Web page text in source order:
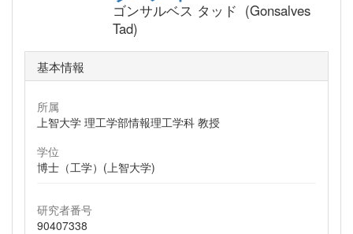
ゴンサルベス タッド (Gonsalves
Tad)
基本情報
所属
上智大学 理工学部情報理工学科 教授
学位
博士（工学）(上智大学)
研究者番号
90407338